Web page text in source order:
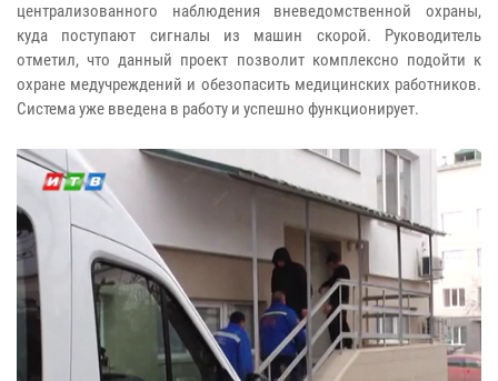
централизованного наблюдения вневедомственной охраны,
куда поступают сигналы из машин скорой. Руководитель
отметил, что данный проект позволит комплексно подойти к
охране медучреждений и обезопасить медицинских работников.
Система уже введена в работу и успешно функционирует.